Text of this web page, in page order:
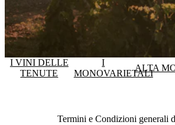
I VINI DELLE
TENUTE
I
MONOVARIETALI
ALTA
Termini e Condizioni generali